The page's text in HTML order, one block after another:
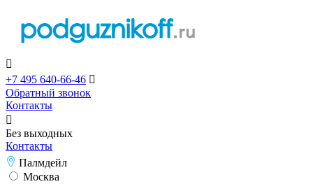

+7 495 640-66-46 
Обратный звонок
Контакты

Без выходных
Контакты
Палмдейл
Москва